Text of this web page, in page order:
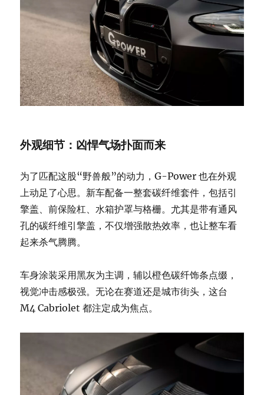
外观细节：凶悍气场扑面而来
为了匹配这股“野兽般”的动力，G-Power 也在外观
上动足了心思。新车配备一整套碳纤维套件，包括引
擎盖、前保险杠、水箱护罩与格栅。尤其是带有通风
孔的碳纤维引擎盖，不仅增强散热效率，也让整车看
起来杀气腾腾。
车身涂装采用黑灰为主调，辅以橙色碳纤饰条点缀，
视觉冲击感极强。无论在赛道还是城市街头，这台
M4 Cabriolet 都注定成为焦点。